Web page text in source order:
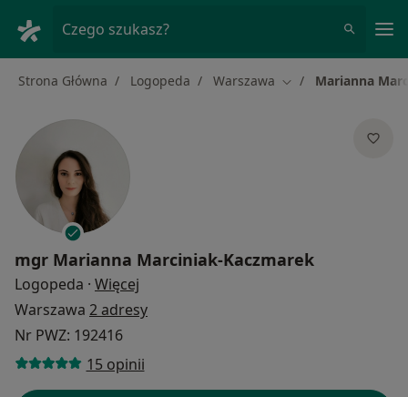
Czego szukasz?
Strona Główna Logopeda Warszawa Zmień miasto
Marianna
mgr Marianna Marciniak-Kaczmarek
Logopeda · Więcej
Warszawa 2 adresy
Nr PWZ: 192416
15 opinii